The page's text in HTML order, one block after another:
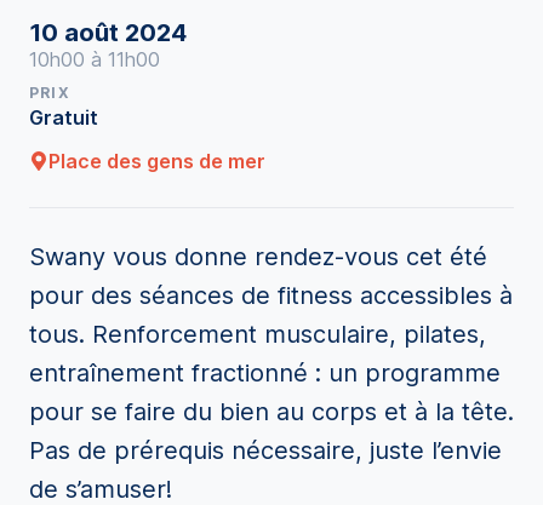
10 août 2024
10h00 à 11h00
PRIX
Gratuit
Place des gens de mer
Swany vous donne rendez-vous cet été
pour des séances de fitness accessibles à
tous. Renforcement musculaire, pilates,
entraînement fractionné : un programme
pour se faire du bien au corps et à la tête.
Pas de prérequis nécessaire, juste l’envie
de s’amuser!